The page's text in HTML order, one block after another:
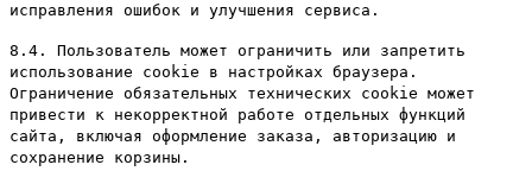
исправления ошибок и улучшения сервиса.
8.4. Пользователь может ограничить или запретить
использование cookie в настройках браузера.
Ограничение обязательных технических cookie может
привести к некорректной работе отдельных функций
сайта, включая оформление заказа, авторизацию и
сохранение корзины.